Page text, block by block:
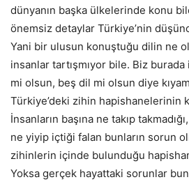
dünyanın başka ülkelerinde konu
önemsiz detaylar Türkiye’nin
Yani bir ulusun konuştuğu dilin ne
insanlar tartışmıyor bile. Biz
mi olsun, beş dil mi olsun diye
Türkiye’deki zihin hapishanelerinin
İnsanların başına ne takıp
ne yiyip içtiği falan bunların sorun
zihinlerin içinde bulunduğu
Yoksa gerçek hayattaki sorunlar